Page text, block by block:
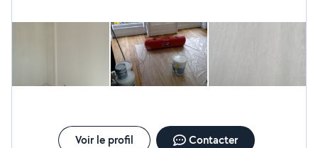
Voir le profil Contacter